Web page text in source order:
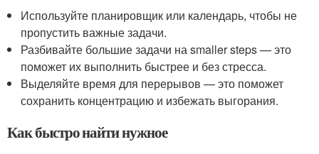
Используйте планировщик или календарь, чтобы не
пропустить важные задачи.
Разбивайте большие задачи на smaller steps — это
поможет их выполнить быстрее и без стресса.
Выделяйте время для перерывов — это поможет
сохранить концентрацию и избежать выгорания.
Как быстро найти нужное